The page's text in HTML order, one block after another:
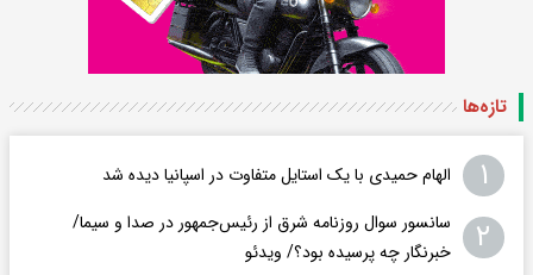
تازه‌ها
۱ الهام حمیدی با یک استایل متفاوت در اسپانیا دیده شد
۲
سانسور سوال روزنامه شرق از رئیس‌جمهور در صدا و سیما/
خبرنگار چه پرسیده بود؟/ ویدئو